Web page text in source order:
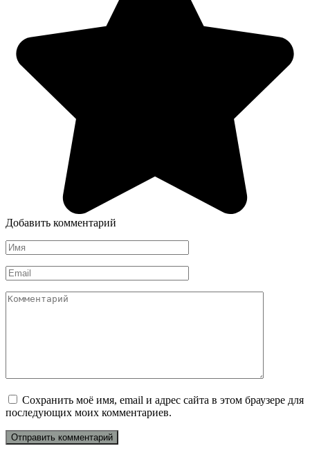
Добавить комментарий
Имя
*
Email
*
Комментарий
Сохранить моё имя, email и адрес сайта в этом браузере для
последующих моих комментариев.